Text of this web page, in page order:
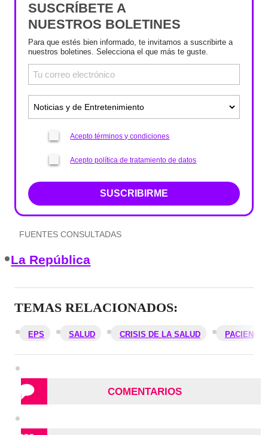
SUSCRÍBETE A
NUESTROS BOLETINES
Para que estés bien informado, te invitamos a suscribirte a
nuestros boletines. Selecciona el que más te guste.
Acepto términos y condiciones
Acepto política de tratamiento de datos
SUSCRIBIRME
FUENTES CONSULTADAS
La República
TEMAS RELACIONADOS:
EPS SALUD CRISIS DE LA SALUD
COMENTARIOS